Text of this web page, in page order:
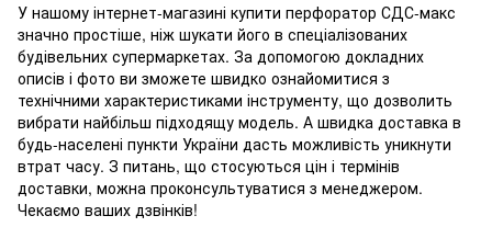
У нашому інтернет-магазині купити перфоратор СДС-макс
значно простіше, ніж шукати його в спеціалізованих
будівельних супермаркетах. За допомогою докладних
описів і фото ви зможете швидко ознайомитися з
технічними характеристиками інструменту, що дозволить
вибрати найбільш підходящу модель. А швидка доставка в
будь-населені пункти України дасть можливість уникнути
втрат часу. З питань, що стосуються цін і термінів
доставки, можна проконсультуватися з менеджером.
Чекаємо ваших дзвінків!